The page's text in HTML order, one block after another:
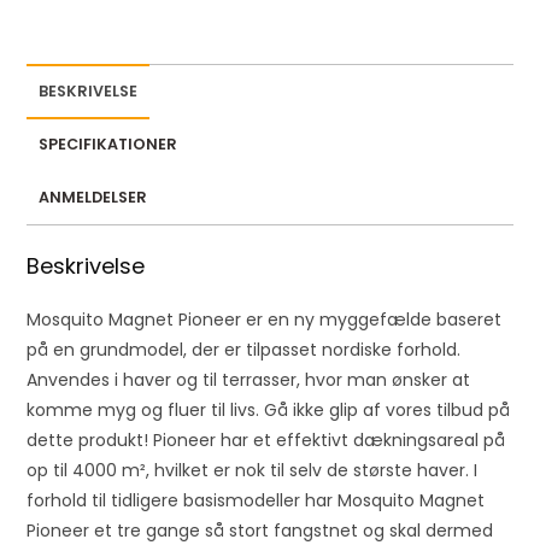
r
e
s
t
o
j
o
i
n
t
BESKRIVELSE
SPECIFIKATIONER
ANMELDELSER
Beskrivelse
Mosquito Magnet Pioneer er en ny myggefælde baseret
på en grundmodel, der er tilpasset nordiske forhold.
Anvendes i haver og til terrasser, hvor man ønsker at
komme myg og fluer til livs. Gå ikke glip af vores tilbud på
dette produkt! Pioneer har et effektivt dækningsareal på
op til 4000 m², hvilket er nok til selv de største haver. I
forhold til tidligere basismodeller har Mosquito Magnet
Pioneer et tre gange så stort fangstnet og skal dermed